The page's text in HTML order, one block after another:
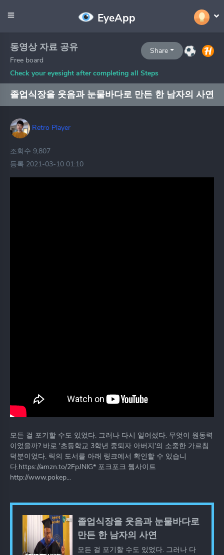
EyeApp
Share
동영상 자료 공유
Free board
Check your eyesight after completing all Steps
졸업식장을 웃음과 눈물바다로 만든 한 남자의 사연
Retro Player
조회수 9,807
등록 2021-03-10 01:10
모든 걸 포기할 수도 있었다. 그러나 다시 일어섰다. 무엇이 원동력
이었을까? 바로 '초등학교 3학년 중퇴자 아버지'의 소중한 가르침
덕분이었다. 릭의 도서를 아래 링크에서 확인할 수 있습니
다.https://amzn.to/2FpJNlG* 포크포크 웹사이트
http://www.pokep...
졸업식장을 웃음과 눈물바다로
만든 한 남자의 사연
모든 걸 포기할 수도 있었다. 그러나 다